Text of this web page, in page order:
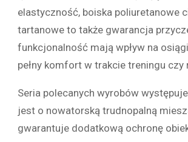
elastyczność, boiska poliuretanowe
tartanowe to także gwarancja
funkcjonalność mają wpływ na
pełny komfort w trakcie treningu czy
Seria polecanych wyrobów
jest o nowatorską trudnopalną
gwarantuje dodatkową ochronę